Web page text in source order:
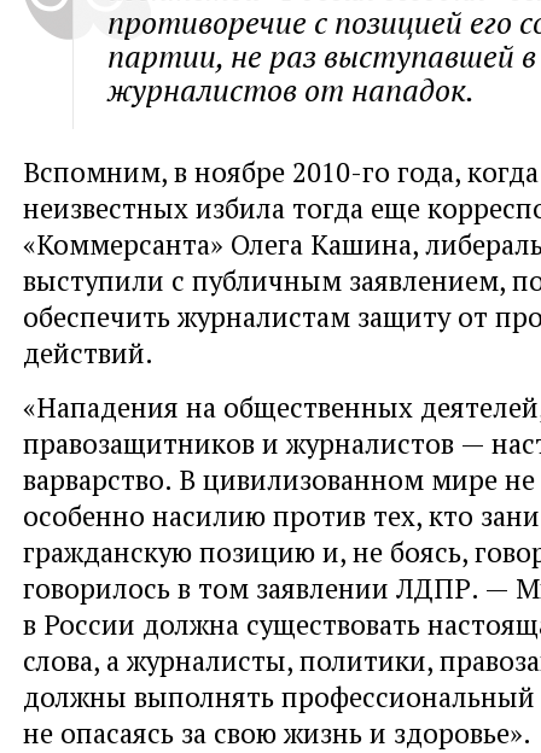
противоречие с позицией его
партии, не раз выступавшей
журналистов от нападок.
Вспомним, в ноябре 2010-го года,
неизвестных избила тогда еще
«Коммерсанта» Олега Кашина,
выступили с публичным заявлением,
обеспечить журналистам защиту от
действий.
«Нападения на общественных
правозащитников и журналистов —
варварство. В цивилизованном мире
особенно насилию против тех, кто
гражданскую позицию и, не боясь,
говорилось в том заявлении ЛДПР. —
в России должна существовать
слова, а журналисты, политики,
должны выполнять профессиональный
не опасаясь за свою жизнь и здоровье».